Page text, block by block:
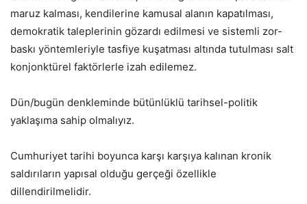
maruz kalması, kendilerine kamusal alanın kapatılması,
demokratik taleplerinin gözardı edilmesi ve sistemli zor-
baskı yöntemleriyle tasfiye kuşatması altında tutulması salt
konjonktürel faktörlerle izah edilemez.
Dün/bugün denkleminde bütünlüklü tarihsel-politik
yaklaşıma sahip olmalıyız.
Cumhuriyet tarihi boyunca karşı karşıya kalınan kronik
saldırıların yapısal olduğu gerçeği özellikle
dillendirilmelidir.